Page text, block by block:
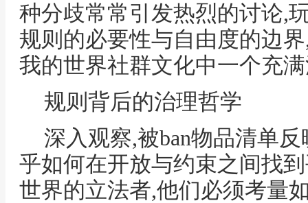
种分歧常常引发热烈的讨论,
规则的必要性与自由度的边
我的世界社群文化中一个充
规则背后的治理哲学
深入观察,被ban物品清单
乎如何在开放与约束之间找
世界的立法者,他们必须考量